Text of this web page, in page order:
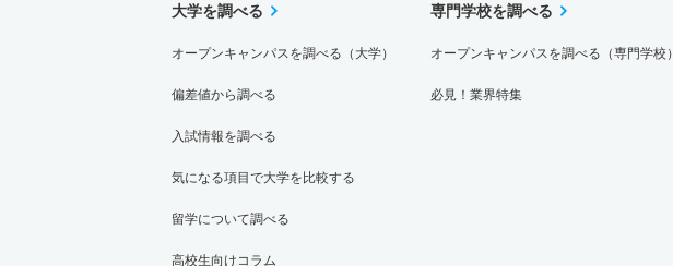
大学を調べる
オープンキャンパスを調べる（大学）
偏差値から調べる
入試情報を調べる
気になる項目で大学を比較する
留学について調べる
高校生向けコラム
専門学校を調べる
オープンキャンパスを調べる（専門学校）
必見！業界特集